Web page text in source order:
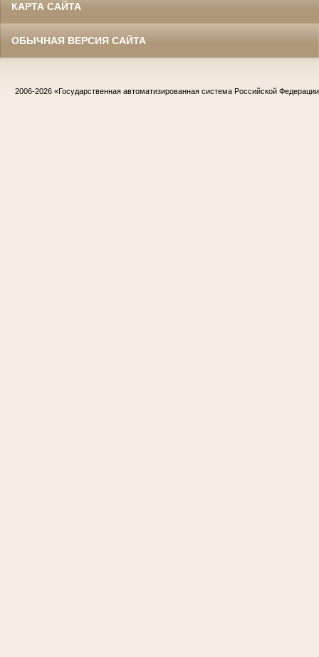
КАРТА САЙТА
ОБЫЧНАЯ ВЕРСИЯ САЙТА
2006-2026 «Государственная автоматизированная система Российской